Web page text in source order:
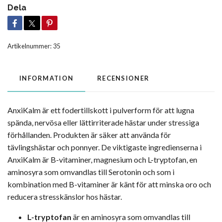
Dela
Artikelnummer: 35
INFORMATION RECENSIONER
AnxiKalm är ett fodertillskott i pulverform för att lugna
spända, nervösa eller lättirriterade hästar under stressiga
förhållanden. Produkten är säker att använda för
tävlingshästar och ponnyer. De viktigaste ingredienserna i
AnxiKalm är B-vitaminer, magnesium och L-tryptofan, en
aminosyra som omvandlas till Serotonin och som i
kombination med B-vitaminer är känt för att minska oro och
reducera stresskänslor hos hästar.
L-tryptofan är en aminosyra som omvandlas till